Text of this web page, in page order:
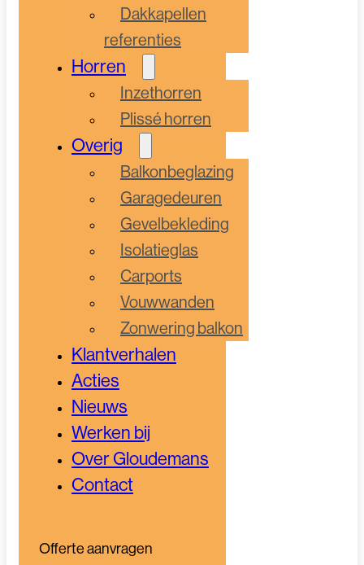
Dakkapellen
referenties
Horren
Inzethorren
Plissé horren
Overig
Balkonbeglazing
Garagedeuren
Gevelbekleding
Isolatieglas
Carports
Vouwwanden
Zonwering balkon
Klantverhalen
Acties
Nieuws
Werken bij
Over Gloudemans
Contact
Offerte aanvragen